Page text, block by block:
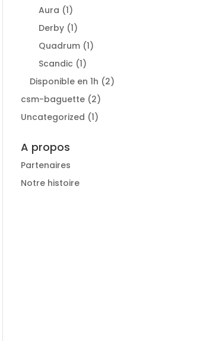
Aura 11
produit
Derby 11
produit
Quadrum 11
Scandic 11
produit
Disponible en 1h 22
csm-baguette 22
produits
Uncategorized 11
A propos
Partenaires
Notre histoire